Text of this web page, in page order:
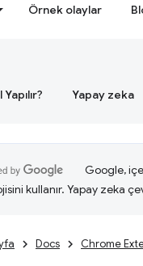
Örnek olaylar
Yapılır? Yapay zeka
Google,
kullanır. Yapay zeka
Docs Chrome